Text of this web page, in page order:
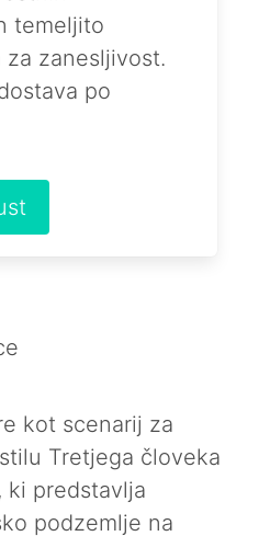
temeljito
zanesljivost.
po
kot scenarij za
Tretjega človeka
ki predstavlja
podzemlje na